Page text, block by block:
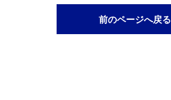
前のページへ戻る